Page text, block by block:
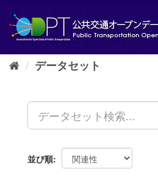
し
データセット
並び順